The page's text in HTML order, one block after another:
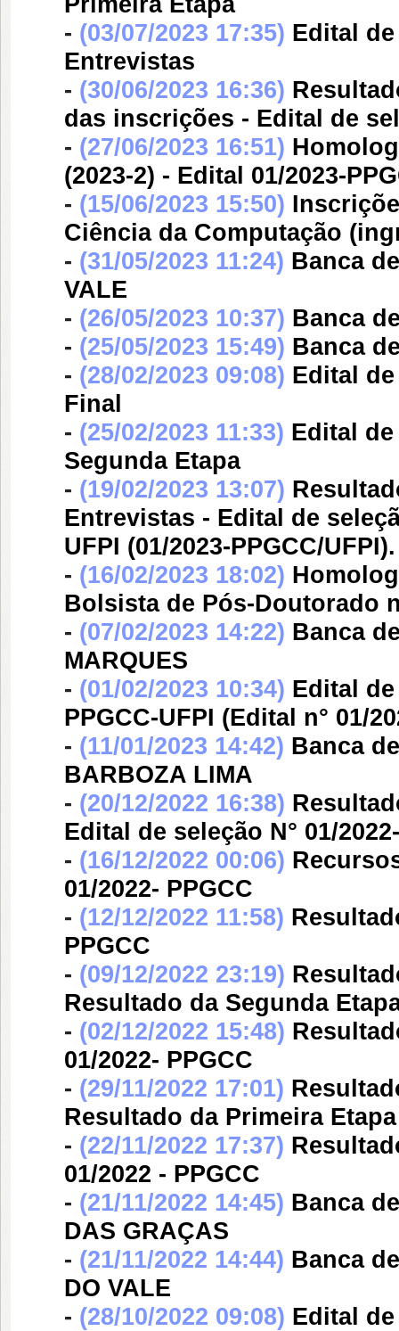
- (03/07/2023 17:35) Edital de
Entrevistas
- (30/06/2023 16:36)
das inscrições - Edital de
- (27/06/2023 16:51)
(2023-2) - Edital 01/2023-
- (15/06/2023 15:50)
Ciência da Computação
- (31/05/2023 11:24) Banca
VALE
- (26/05/2023 10:37) Banca
- (25/05/2023 15:49) Banca
- (28/02/2023 09:08) Edital de
Final
- (25/02/2023 11:33) Edital de
Segunda Etapa
- (19/02/2023 13:07)
Entrevistas - Edital de
UFPI (01/2023-PPGCC/UFPI).
- (16/02/2023 18:02)
Bolsista de Pós-Doutorado
- (07/02/2023 14:22) Banca
MARQUES
- (01/02/2023 10:34) Edital
PPGCC-UFPI (Edital n° 01/
- (11/01/2023 14:42) Banca
BARBOZA LIMA
- (20/12/2022 16:38)
Edital de seleção N° 01/
- (16/12/2022 00:06)
01/2022- PPGCC
- (12/12/2022 11:58)
PPGCC
- (09/12/2022 23:19)
Resultado da Segunda
- (02/12/2022 15:48)
01/2022- PPGCC
- (29/11/2022 17:01)
Resultado da Primeira
- (22/11/2022 17:37)
01/2022 - PPGCC
- (21/11/2022 14:45) Banca
DAS GRAÇAS
- (21/11/2022 14:44) Banca
DO VALE
- (28/10/2022 09:08) Edital de